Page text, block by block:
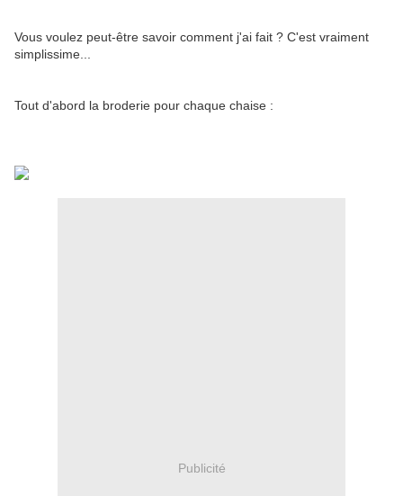
Vous voulez peut-être savoir comment j'ai fait ? C'est vraiment
simplissime...
Tout d'abord la broderie pour chaque chaise :
Publicité